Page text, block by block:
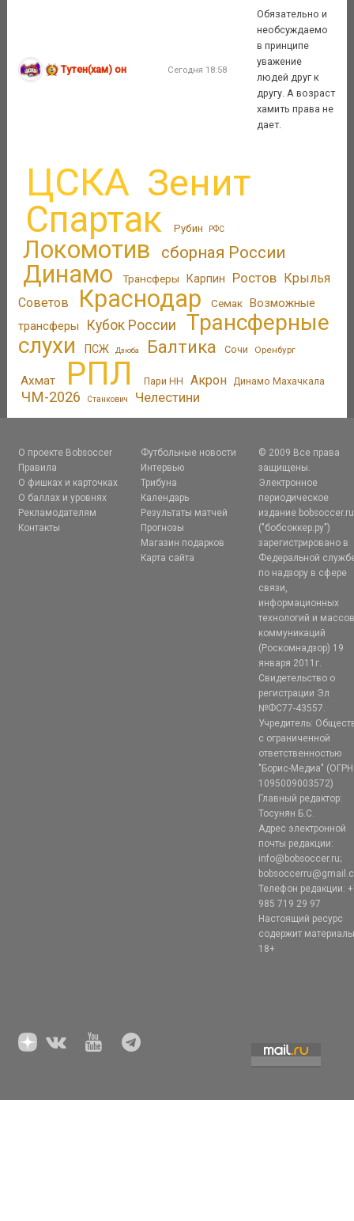
Тутен(хам) он Сегодня 18:58
Обязательно и
необсуждаемо
в принципе
уважение
людей друг к
другу. А возраст
хамить права не
дает.
ЦСКА Зенит
Спартак Рубин РФС
Локомотив сборная России
Динамо Трансферы Карпин Ростов Крылья
Советов
Краснодар Семак Возможные
трансферы
Кубок России
Трансферные
слухи
ПСЖ Дзюба Балтика Сочи Оренбург
Ахмат РПЛ Пари НН Акрон Динамо Махачкала
ЧМ-2026 Станкович Челестини
О проекте Bobsoccer
Правила
О фишках и карточках
О баллах и уровнях
Рекламодателям
Контакты
Футбольные новости
Интервью
Трибуна
Календарь
Результаты матчей
Прогнозы
Магазин подарков
Карта сайта
© 2009 Все права
защищены.
Электронное
периодическое
издание bobsoccer.ru
("бобсоккер.ру")
зарегистрировано в
Федеральной
по надзору в сфере
связи,
информационных
технологий и
коммуникаций
(Роскомнадзор) 19
января 2011г.
Свидетельство о
регистрации Эл
№ФС77-43557.
Учредитель:
с ограниченной
ответственностью
"Борис-Медиа" (ОГРН
1095009003572)
Главный редактор:
Тосунян Б.С.
Адрес электронной
почты редакции:
info@bobsoccer.ru;
Телефон редакции:
985 719 29 97
Настоящий ресурс
содержит
18+